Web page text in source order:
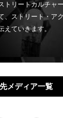
トリートカルチャ
、ストリート・ア
えていきます。
メディア一覧